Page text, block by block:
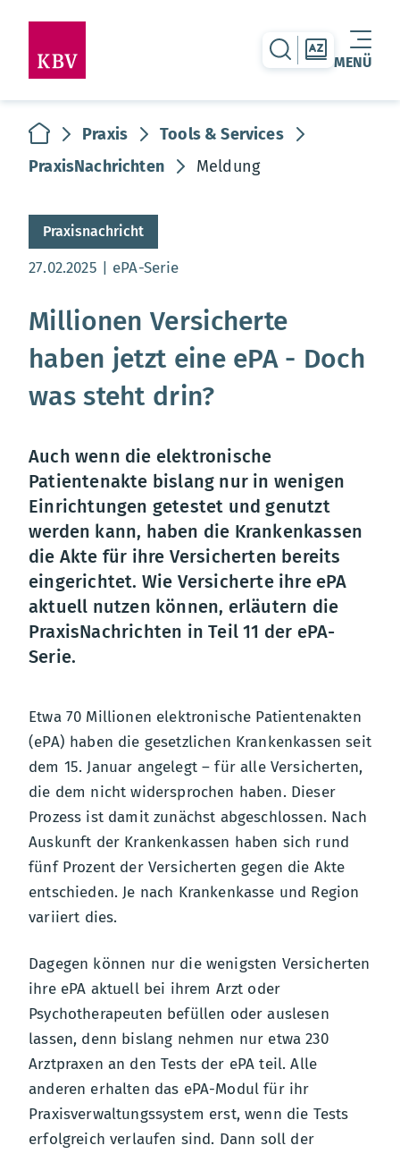
MENÜ
Warenkorb leer
zur Suche-Seite
zur
zur Startseite
Praxis
Tools & Services
PraxisNachrichten
Meldung
Praxisnachricht
Aktualisierungsdatum:
27.02.2025 ePA-Serie
Millionen Versicherte
haben jetzt eine ePA - Doch
was steht drin?
Auch wenn die elektronische
Patientenakte bislang nur in wenigen
Einrichtungen getestet und genutzt
werden kann, haben die Krankenkassen
die Akte für ihre Versicherten bereits
eingerichtet. Wie Versicherte ihre ePA
aktuell nutzen können, erläutern die
PraxisNachrichten in Teil 11 der ePA-
Serie.
Etwa 70 Millionen elektronische Patientenakten
(ePA) haben die gesetzlichen Krankenkassen seit
dem 15. Januar angelegt – für alle Versicherten,
die dem nicht widersprochen haben. Dieser
Prozess ist damit zunächst abgeschlossen. Nach
Auskunft der Krankenkassen haben sich rund
fünf Prozent der Versicherten gegen die Akte
entschieden. Je nach Krankenkasse und Region
variiert dies.
Dagegen können nur die wenigsten Versicherten
ihre ePA aktuell bei ihrem Arzt oder
Psychotherapeuten befüllen oder auslesen
lassen, denn bislang nehmen nur etwa 230
Arztpraxen an den Tests der ePA teil. Alle
anderen erhalten das ePA-Modul für ihr
Praxisverwaltungssystem erst, wenn die Tests
erfolgreich verlaufen sind. Dann soll der